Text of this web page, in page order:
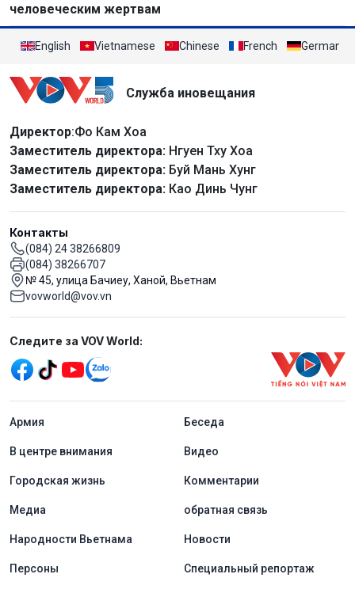
человеческим жертвам
English Vietnamese Chinese French German
Служба иновещания
Директор:Фо Кам Хоа
Заместитель директора: Нгуен Тху Хоа
Заместитель директора: Буй Мань Хунг
Заместитель директора: Као Динь Чунг
Контакты
(084) 24 38266809
(084) 38266707
№ 45, улица Бачиеу, Ханой, Вьетнам
vovworld@vov.vn
Mạng xã hội
Следите за VOV World:
menu footer tiếng Nga
Aрмия Беседа
В центре внимания Видео
Городская жизнь Комментарии
Медиа обратная связь
Народности Вьетнама Новости
Персоны Специальный репортаж